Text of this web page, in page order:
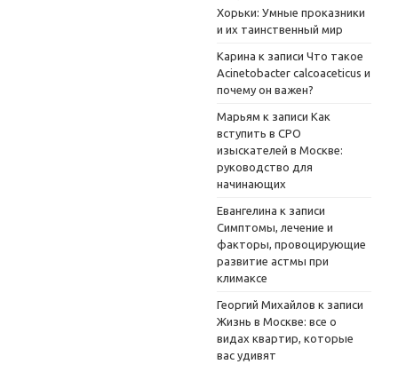
Хорьки: Умные проказники
и их таинственный мир
Карина к записи Что такое
Acinetobacter calcoaceticus и
почему он важен?
Марьям к записи Как
вступить в СРО
изыскателей в Москве:
руководство для
начинающих
Евангелина к записи
Симптомы, лечение и
факторы, провоцирующие
развитие астмы при
климаксе
Георгий Михайлов к записи
Жизнь в Москве: все о
видах квартир, которые
вас удивят